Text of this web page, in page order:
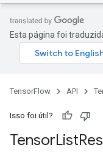
Esta página foi
TensorFlow API
Isso foi útil?
TensorList